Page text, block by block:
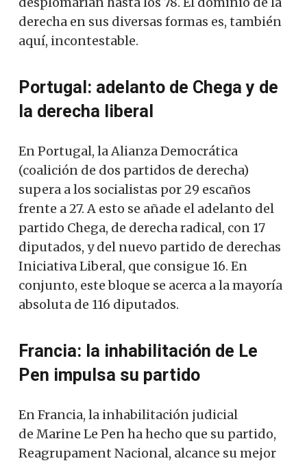
derecha en sus diversas formas es, también
aquí, incontestable.
Portugal: adelanto de Chega y de
la derecha liberal
En Portugal, la Alianza Democrática
(coalición de dos partidos de derecha)
supera a los socialistas por 29 escaños
frente a 27. A esto se añade el adelanto del
partido Chega, de derecha radical, con 17
diputados, y del nuevo partido de derechas
Iniciativa Liberal, que consigue 16. En
conjunto, este bloque se acerca a la mayoría
absoluta de 116 diputados.
Francia: la inhabilitación de Le
Pen impulsa su partido
En Francia, la inhabilitación judicial
de Marine Le Penha hecho que su partido,
Reagrupament Nacional, alcance su mejor